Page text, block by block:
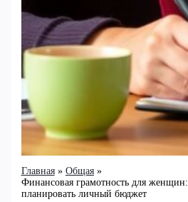
Главная
Общая
Финансовая грамотность для
планировать личный бюджет